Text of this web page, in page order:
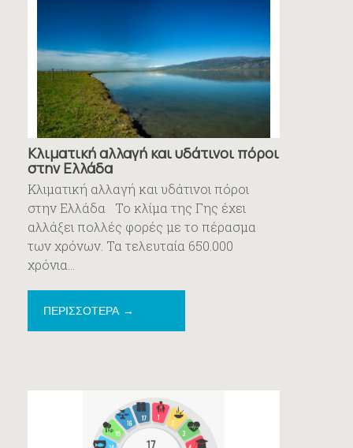
Κλιματική αλλαγή και υδάτινοι πόροι
στην Ελλάδα
Κλιματική αλλαγή και υδάτινοι πόροι
στην Ελλάδα Το κλίμα της Γης έχει
αλλάξει πολλές φορές με το πέρασμα
των χρόνων. Τα τελευταία 650.000
χρόνια...
ΠΕΡΙΣΣΟΤΕΡΑ